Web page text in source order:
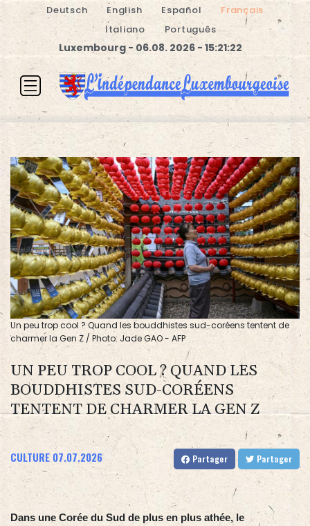
Deutsch English Español
Français
Italiano
Português
Luxembourg - 06.08. 2026 - 15:21:23
Un peu trop cool ? Quand les bouddhistes sud-coréens tentent de
charmer la Gen Z / Photo: Jade GAO - AFP
UN PEU TROP COOL ? QUAND LES
BOUDDHISTES SUD-CORÉENS
TENTENT DE CHARMER LA GEN Z
CULTURE 07.07.2026 Partager Partager
Dans une Corée du Sud de plus en plus athée, le